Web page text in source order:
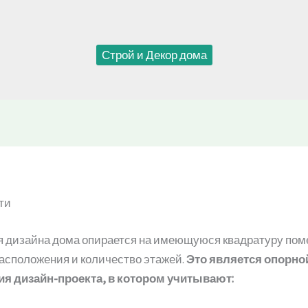
Строй и Декор дома
дома опирается на имеющуюся квадратуру
и количество этажей. Это является
дизайн-проекта, в котором учитывают: